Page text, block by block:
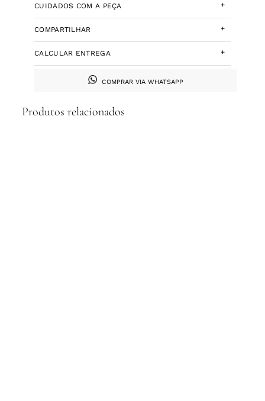
CUIDADOS COM A PEÇA
+
COMPARTILHAR +
CALCULAR ENTREGA +
COMPRAR VIA WHATSAPP
Produtos relacionados